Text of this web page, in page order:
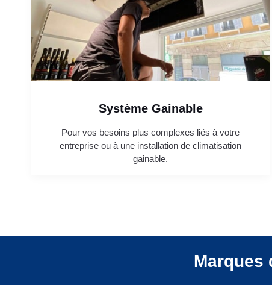
Système Gainable
Pour vos besoins plus complexes liés à votre
entreprise ou à une installation de climatisation
gainable.
Marques